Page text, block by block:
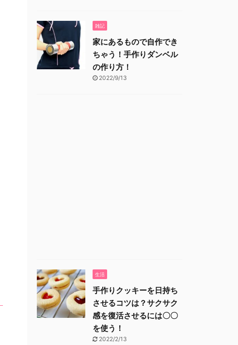
雑記
家にあるもので自作でき
ちゃう！手作りダンベル
の作り方！
2022/9/13
生活
手作りクッキーを日持ち
させるコツは？サクサク
感を復活させるには〇〇
を使う！
2022/2/13